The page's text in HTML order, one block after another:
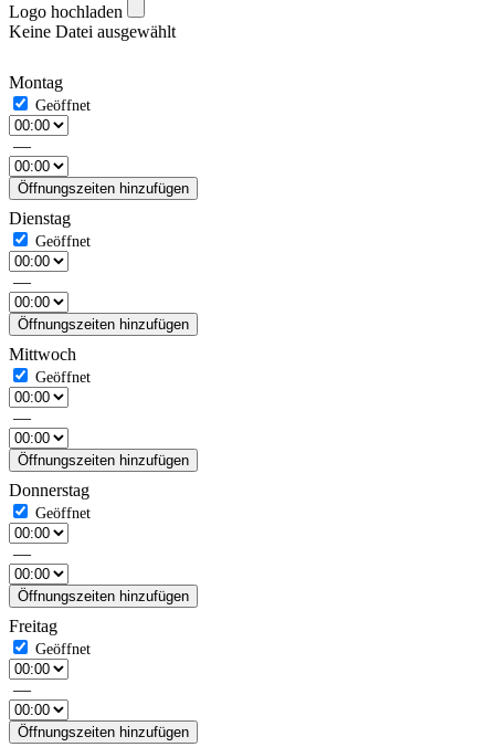
Logo hochladen
Keine Datei ausgewählt
Montag
—
Öffnungszeiten hinzufügen
Dienstag
—
Öffnungszeiten hinzufügen
Mittwoch
—
Öffnungszeiten hinzufügen
Donnerstag
—
Öffnungszeiten hinzufügen
Freitag
—
Öffnungszeiten hinzufügen